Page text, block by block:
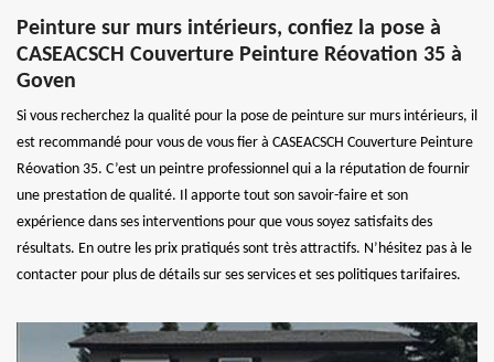
Peinture sur murs intérieurs, confiez la pose à
CASEACSCH Couverture Peinture Réovation 35 à
Goven
Si vous recherchez la qualité pour la pose de peinture sur murs intérieurs, il
est recommandé pour vous de vous fier à CASEACSCH Couverture Peinture
Réovation 35. C’est un peintre professionnel qui a la réputation de fournir
une prestation de qualité. Il apporte tout son savoir-faire et son
expérience dans ses interventions pour que vous soyez satisfaits des
résultats. En outre les prix pratiqués sont très attractifs. N’hésitez pas à le
contacter pour plus de détails sur ses services et ses politiques tarifaires.